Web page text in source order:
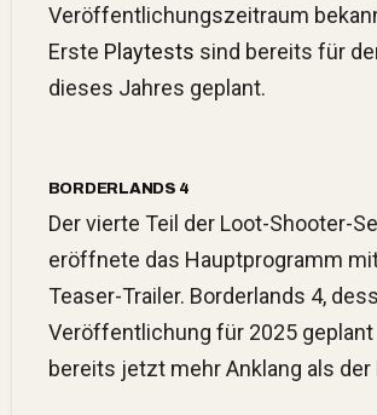
Veröffentlichungszeitraum
Erste Playtests sind bereits für
dieses Jahres geplant.
BORDERLANDS 4
Der vierte Teil der Loot-Shooter-Serie
eröffnete das Hauptprogramm
Teaser-Trailer. Borderlands 4,
Veröffentlichung für 2025
bereits jetzt mehr Anklang als der